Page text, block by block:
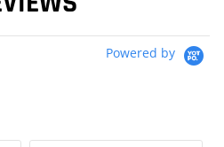
Powered by